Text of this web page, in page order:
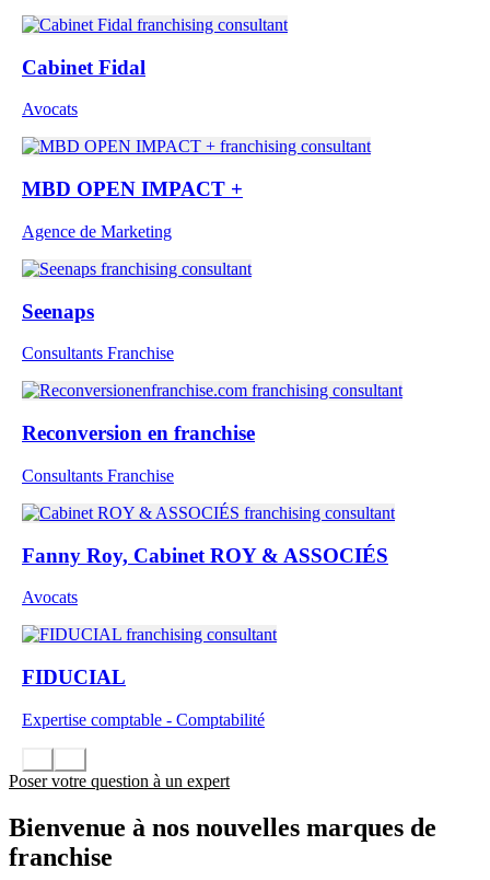
Cabinet Fidal
Avocats
MBD OPEN IMPACT +
Agence de Marketing
Seenaps
Consultants Franchise
Reconversion en franchise
Consultants Franchise
Fanny Roy, Cabinet ROY & ASSOCIÉS
Avocats
FIDUCIAL
Expertise comptable - Comptabilité
Poser votre question à un expert
Bienvenue à nos nouvelles marques de
franchise